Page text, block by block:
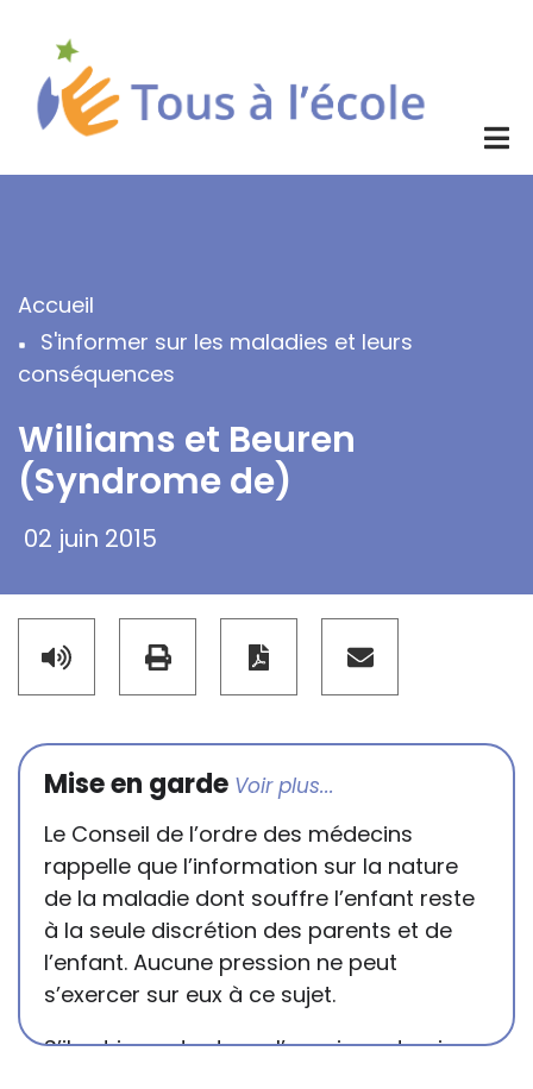
contenu
principal
Fil
d'Ariane
Accueil
S'informer sur les maladies et leurs
conséquences
Williams et Beuren
(Syndrome de)
02 juin 2015
Mise en garde
Le Conseil de l’ordre des médecins
rappelle que l’information sur la nature
de la maladie dont souffre l’enfant reste
à la seule discrétion des parents et de
l’enfant. Aucune pression ne peut
s’exercer sur eux à ce sujet.
S’il est important que l’enseignant puisse